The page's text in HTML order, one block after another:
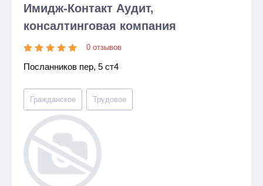
Имидж-Контакт Аудит,
консалтинговая компания
0 отзывов
Посланников пер, 5 ст4
Гражданское Трудовое